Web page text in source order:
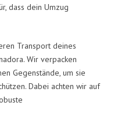
dass dein Umzug
Transport deines
Wir verpacken
Gegenstände, um sie
Dabei achten wir auf